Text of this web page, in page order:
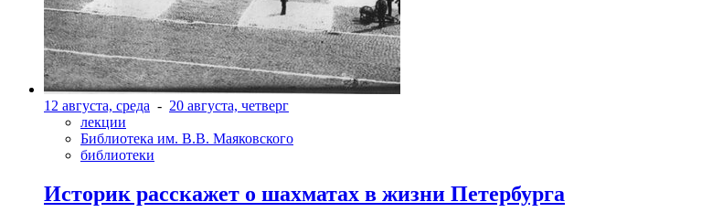
12 августа, среда - 20 августа, четверг
лекции
Библиотека им. В.В. Маяковского
библиотеки
Историк расскажет о шахматах в жизни Петербурга